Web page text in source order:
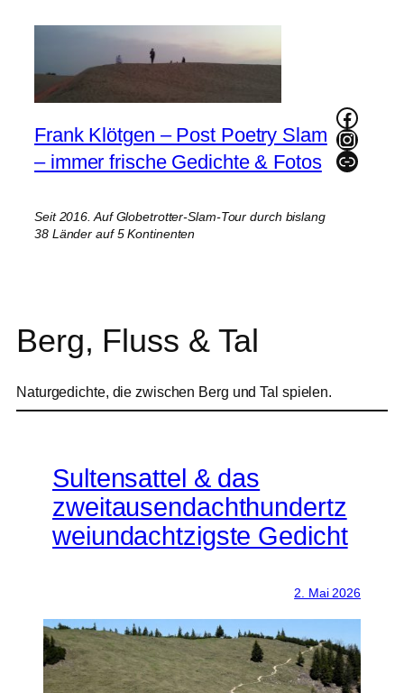
Frank Klötgen – Post Poetry Slam
– immer frische Gedichte & Fotos
Seit 2016. Auf Globetrotter-Slam-Tour durch bislang
38 Länder auf 5 Kontinenten
Link
Berg, Fluss & Tal
Naturgedichte, die zwischen Berg und Tal spielen.
Sultensattel & das
zweitausendachthundertz
weiundachtzigste Gedicht
2. Mai 2026